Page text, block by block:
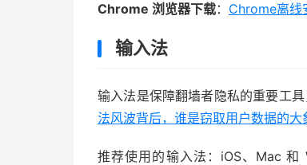
Chrome 浏览器下载： Chrome离线
输入法
输入法是保障翻墙者隐私的重要工
法风波背后，谁是窃取用户数据的大
推荐使用的输入法：iOS、Mac